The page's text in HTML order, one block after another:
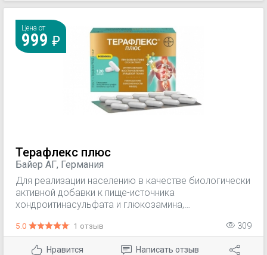
Цена от
999
Терафлекс плюс
Байер АГ, Германия
Для реализации населению в качестве биологически
активной добавки к пище-источника
хондроитинасульфата и глюкозамина,
В6, В12.
5.0 1 отзыв 309
Нравится Написать отзыв